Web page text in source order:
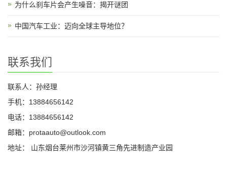
为什么刹车片会产生噪音：揭开谜团
中国汽车工业：迈向全球主导地位？
联系我们
联系人：孙经理
手机：13884656142
电话：13884656142
邮箱：protaauto@outlook.com
地址： 山东烟台莱州市沙河镇黄三角先进制造产业园